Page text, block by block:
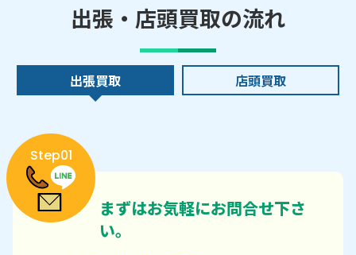
出張・店頭買取の流れ
出張買取 店頭買取
Step01
まずはお気軽にお問合せ下さ
い。